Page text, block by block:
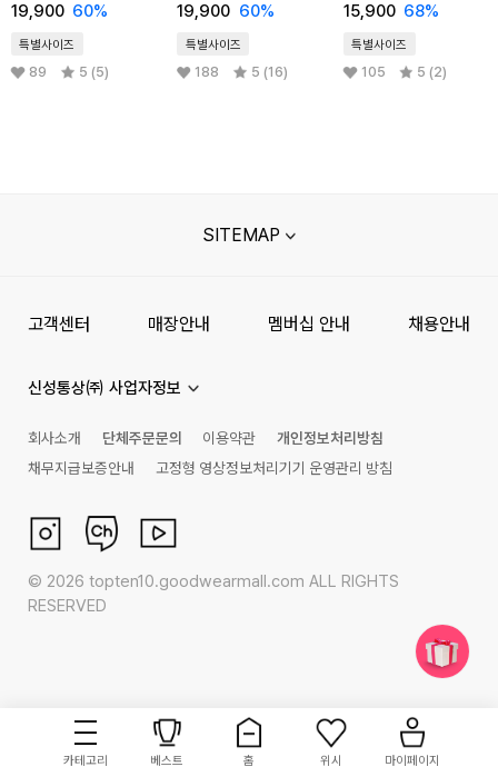
19,900 60%
특별사이즈
89 5 (5)
19,900 60%
특별사이즈
188 5 (16)
15,900 68%
특별사이즈
105 5 (2)
카테고리 베스트 홈 위시 마이페이지
SITEMAP
고객센터 매장안내 멤버십 안내 채용안내
신성통상㈜ 사업자정보
회사소개 단체주문문의 이용약관
개인정보처리방침
채무지급보증안내
고정형 영상정보처리기기 운영관리 방침
© 2026 topten10.goodwearmall.com ALL RIGHTS
RESERVED